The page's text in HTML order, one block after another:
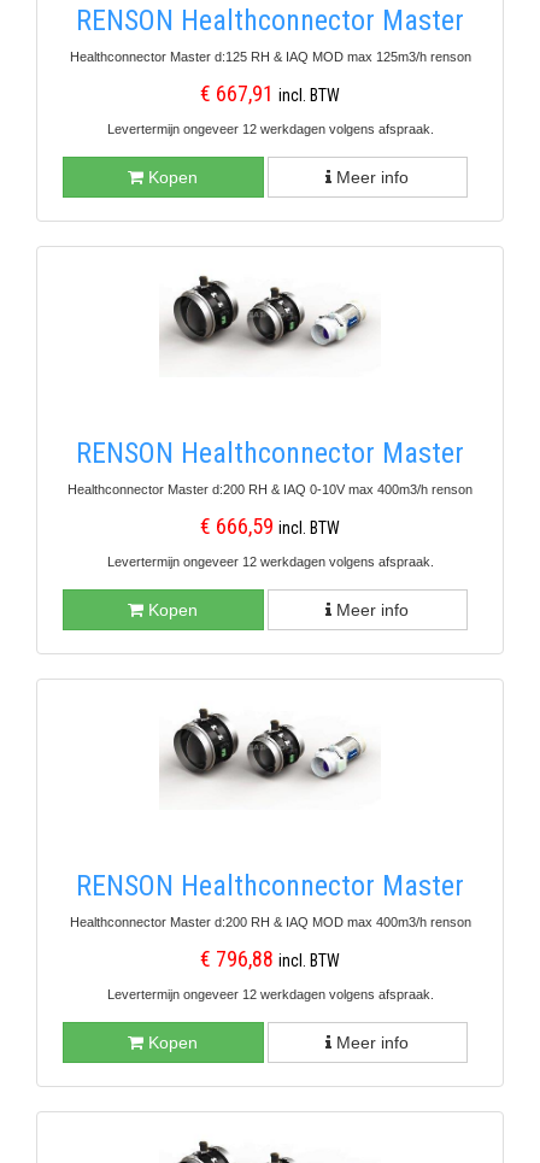
RENSON Healthconnector Master
Healthconnector Master d:125 RH & IAQ MOD max 125m3/h renson
€ 667,91 incl. BTW
Levertermijn ongeveer 12 werkdagen volgens afspraak.
Kopen Meer info
RENSON Healthconnector Master
Healthconnector Master d:200 RH & IAQ 0-10V max 400m3/h renson
€ 666,59 incl. BTW
Levertermijn ongeveer 12 werkdagen volgens afspraak.
Kopen Meer info
RENSON Healthconnector Master
Healthconnector Master d:200 RH & IAQ MOD max 400m3/h renson
€ 796,88 incl. BTW
Levertermijn ongeveer 12 werkdagen volgens afspraak.
Kopen Meer info